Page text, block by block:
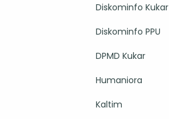
Diskominfo Kukar
Diskominfo PPU
DPMD Kukar
Humaniora
Kaltim